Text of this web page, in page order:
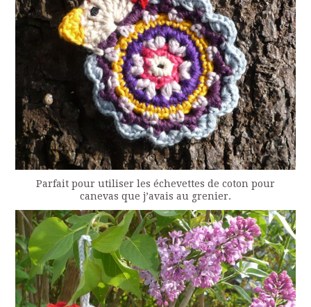
Parfait pour utiliser les échevettes de coton pour
canevas que j’avais au grenier.